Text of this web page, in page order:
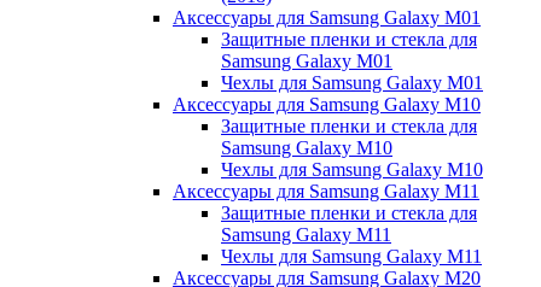
Аксессуары для Samsung Galaxy M01
Защитные пленки и стекла для
Samsung Galaxy M01
Чехлы для Samsung Galaxy M01
Аксессуары для Samsung Galaxy M10
Защитные пленки и стекла для
Samsung Galaxy M10
Чехлы для Samsung Galaxy M10
Аксессуары для Samsung Galaxy M11
Защитные пленки и стекла для
Samsung Galaxy M11
Чехлы для Samsung Galaxy M11
Аксессуары для Samsung Galaxy M20